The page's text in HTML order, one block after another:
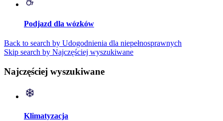
Podjazd dla wózków
Back to search by Udogodnienia dla niepełnosprawnych
Skip search by Najczęściej wyszukiwane
Najczęściej wyszukiwane
Klimatyzacja